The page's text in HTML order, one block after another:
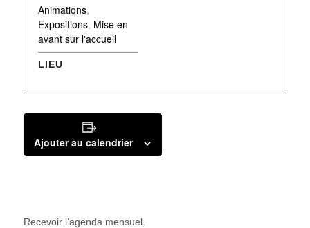
Animations,
Expositions, Mise en
avant sur l'accueil
LIEU
Ajouter au calendrier
Recevoir l’agenda mensuel.